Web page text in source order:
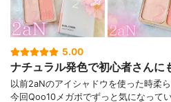
5.00
ナチュラル発色で初心者さんに
以前2aNのアイシャドウを使った時柔
今回Qoo10メガポでずっと気になって